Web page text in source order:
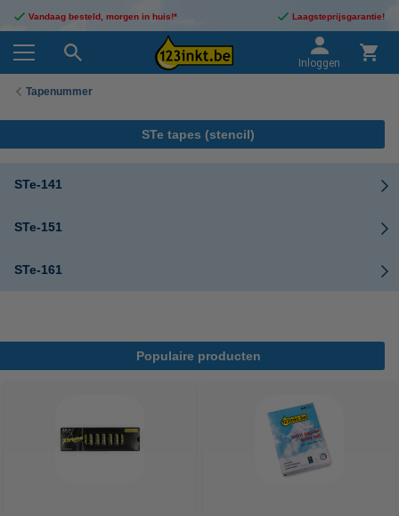
Vandaag besteld, morgen in huis!* Laagsteprijsgarantie!
Inloggen
Tapenummer
STe tapes (stencil)
STe-141
STe-151
STe-161
Populaire producten